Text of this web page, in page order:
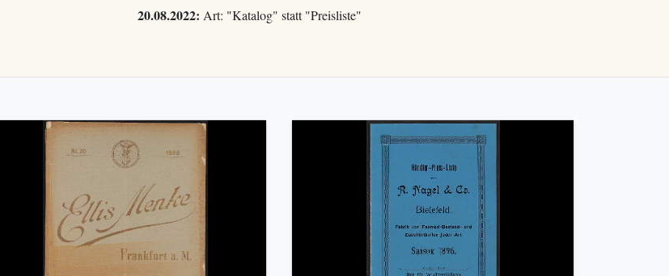
20.08.2022: Art: "Katalog" statt "Preisliste"